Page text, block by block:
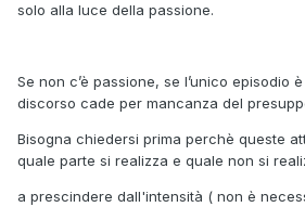
solo alla luce della passione.
Se non c’è passione, se l’unico episodio
discorso cade per mancanza del
Bisogna chiedersi prima perchè queste
quale parte si realizza e quale non si
a prescindere dall'intensità ( non è